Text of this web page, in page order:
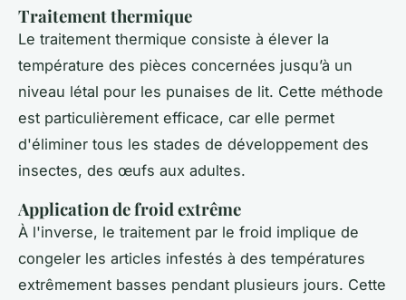
Traitement thermique
Le traitement thermique consiste à élever la
température des pièces concernées jusqu’à un
niveau létal pour les punaises de lit. Cette méthode
est particulièrement efficace, car elle permet
d'éliminer tous les stades de développement des
insectes, des œufs aux adultes.
Application de froid extrême
À l'inverse, le traitement par le froid implique de
congeler les articles infestés à des températures
extrêmement basses pendant plusieurs jours. Cette